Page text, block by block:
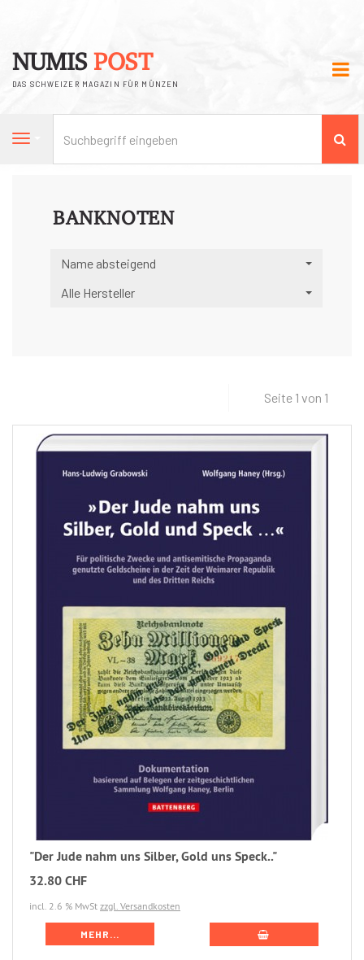
NUMIS POST
DAS SCHWEIZER MAGAZIN FÜR MÜNZEN
Navigation
BANKNOTEN
Name absteigend
Alle Hersteller
Seite 1 von 1
"Der Jude nahm uns Silber, Gold uns Speck.."
32.80 CHF
incl. 2.6 % MwSt zzgl. Versandkosten
MEHR...